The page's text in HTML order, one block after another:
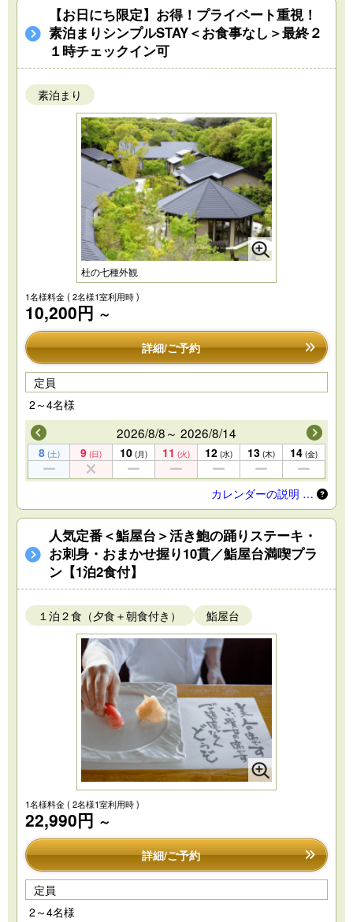
【お日にち限定】お得！プライベート重視！
素泊まりシンプルSTAY＜お食事なし＞最終２
１時チェックイン可
素泊まり
杜の七種外観
1名様料金( 2名様1室利用時 )
10,200円 ～
詳細/ご予約
定員
2～4名様
2026/8/8～ 2026/8/14
8 (土) 9 (日) 10 (月) 11 (火) 12 (水) 13 (木) 14 (金)
カレンダーの説明 …
人気定番＜鮨屋台＞活き鮑の踊りステーキ・
お刺身・おまかせ握り10貫／鮨屋台満喫プラ
ン【1泊2食付】
１泊２食（夕食＋朝食付き） 鮨屋台
1名様料金( 2名様1室利用時 )
22,990円 ～
詳細/ご予約
定員
2～4名様